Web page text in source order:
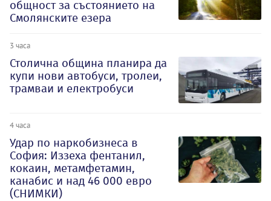
общност за състоянието на
Смолянските езера
3 часа
Столична община планира да
купи нови автобуси, тролеи,
трамваи и електробуси
4 часа
Удар по наркобизнеса в
София: Иззеха фентанил,
кокаин, метамфетамин,
канабис и над 46 000 евро
(СНИМКИ)